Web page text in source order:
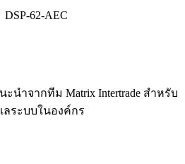
DSP-62-AEC
นำจากทีม Matrix Intertrade สำหรับ
ระบบในองค์กร